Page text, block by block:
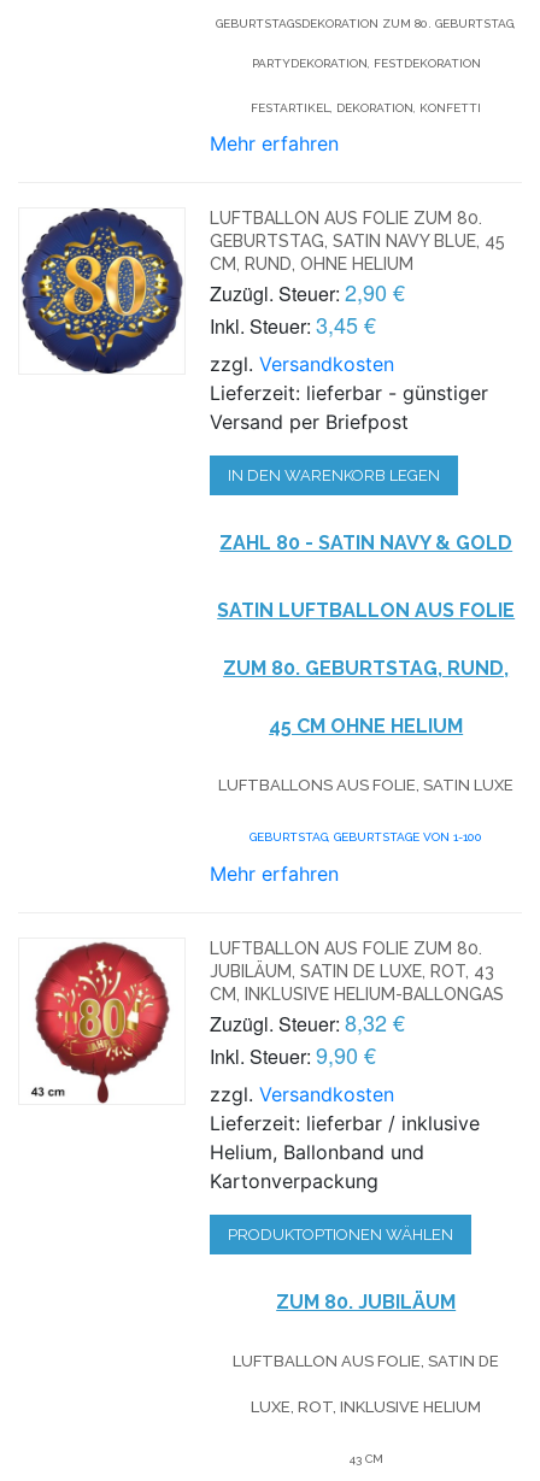
GEBURTSTAGSDEKORATION ZUM 80. GEBURTSTAG,
PARTYDEKORATION, FESTDEKORATION
FESTARTIKEL, DEKORATION, KONFETTI
Mehr erfahren
LUFTBALLON AUS FOLIE ZUM 80.
GEBURTSTAG, SATIN NAVY BLUE, 45
CM, RUND, OHNE HELIUM
Zuzügl. Steuer: 2,90 €
Inkl. Steuer: 3,45 €
zzgl.Versandkosten
Lieferzeit: lieferbar - günstiger
Versand per Briefpost
IN DEN WARENKORB LEGEN
ZAHL 80 - SATIN NAVY & GOLD
SATIN LUFTBALLON AUS FOLIE
ZUM 80. GEBURTSTAG, RUND,
45 CM OHNE HELIUM
LUFTBALLONS AUS FOLIE, SATIN LUXE
GEBURTSTAG, GEBURTSTAGE VON 1-100
Mehr erfahren
LUFTBALLON AUS FOLIE ZUM 80.
JUBILÄUM, SATIN DE LUXE, ROT, 43
CM, INKLUSIVE HELIUM-BALLONGAS
Zuzügl. Steuer: 8,32 €
Inkl. Steuer: 9,90 €
zzgl.Versandkosten
Lieferzeit: lieferbar / inklusive
Helium, Ballonband und
Kartonverpackung
PRODUKTOPTIONEN WÄHLEN
ZUM 80. JUBILÄUM
LUFTBALLON AUS FOLIE, SATIN DE
LUXE, ROT, INKLUSIVE HELIUM
43 CM